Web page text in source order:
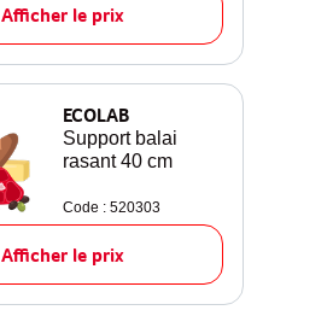
Afficher le prix
ECOLAB
Support balai
rasant 40 cm
Code : 520303
Afficher le prix